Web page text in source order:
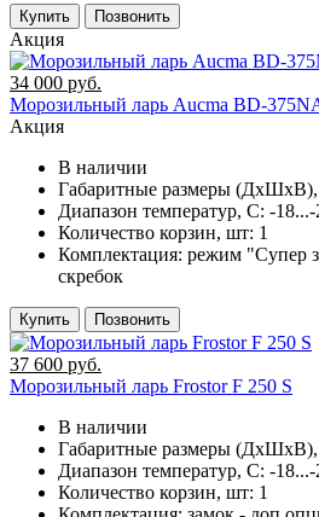
Купить Позвонить
Акция
34 000 руб.
Морозильный ларь Aucma BD-
Акция
В наличии
Габаритные размеры
Диапазон температур, C: -18...-
Количество корзин, шт: 1
Комплектация: режим "Супер
скребок
Купить Позвонить
37 600 руб.
Морозильный ларь Frostor F 250 S
В наличии
Габаритные размеры
Диапазон температур, C: -18...-
Количество корзин, шт: 1